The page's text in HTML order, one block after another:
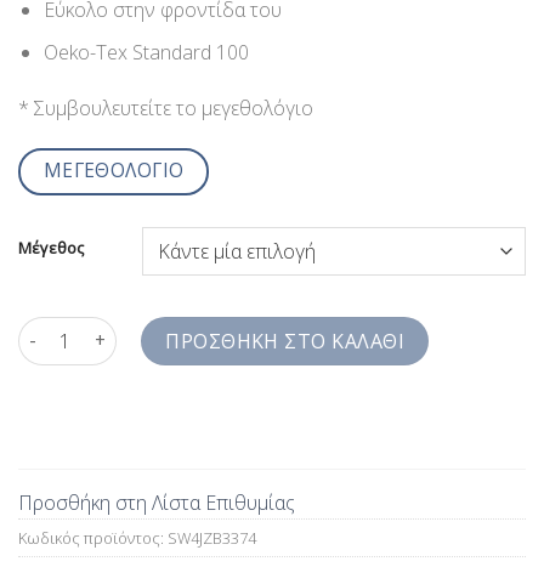
Εύκολο στην φροντίδα του
Oeko-Tex Standard 100
* Συμβουλευτείτε το μεγεθολόγιο
ΜΕΓΕΘΟΛΟΓΙΟ
Μέγεθος
Σιέλ Ανδρικά Πουκάμισα για Γραβάτα Comfort Fit SW4JZB3374
ΠΡΟΣΘΉΚΗ ΣΤΟ ΚΑΛΆΘΙ
Προσθήκη στη Λίστα Επιθυμίας
Κωδικός προϊόντος: SW4JZB3374